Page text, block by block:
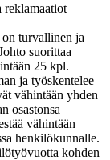
reklamaatiot
turvallinen ja
suorittaa
25 kpl.
ja työskentelee
vähintään yhden
osastonsa
vähintään
henkilökunnalle.
kohden